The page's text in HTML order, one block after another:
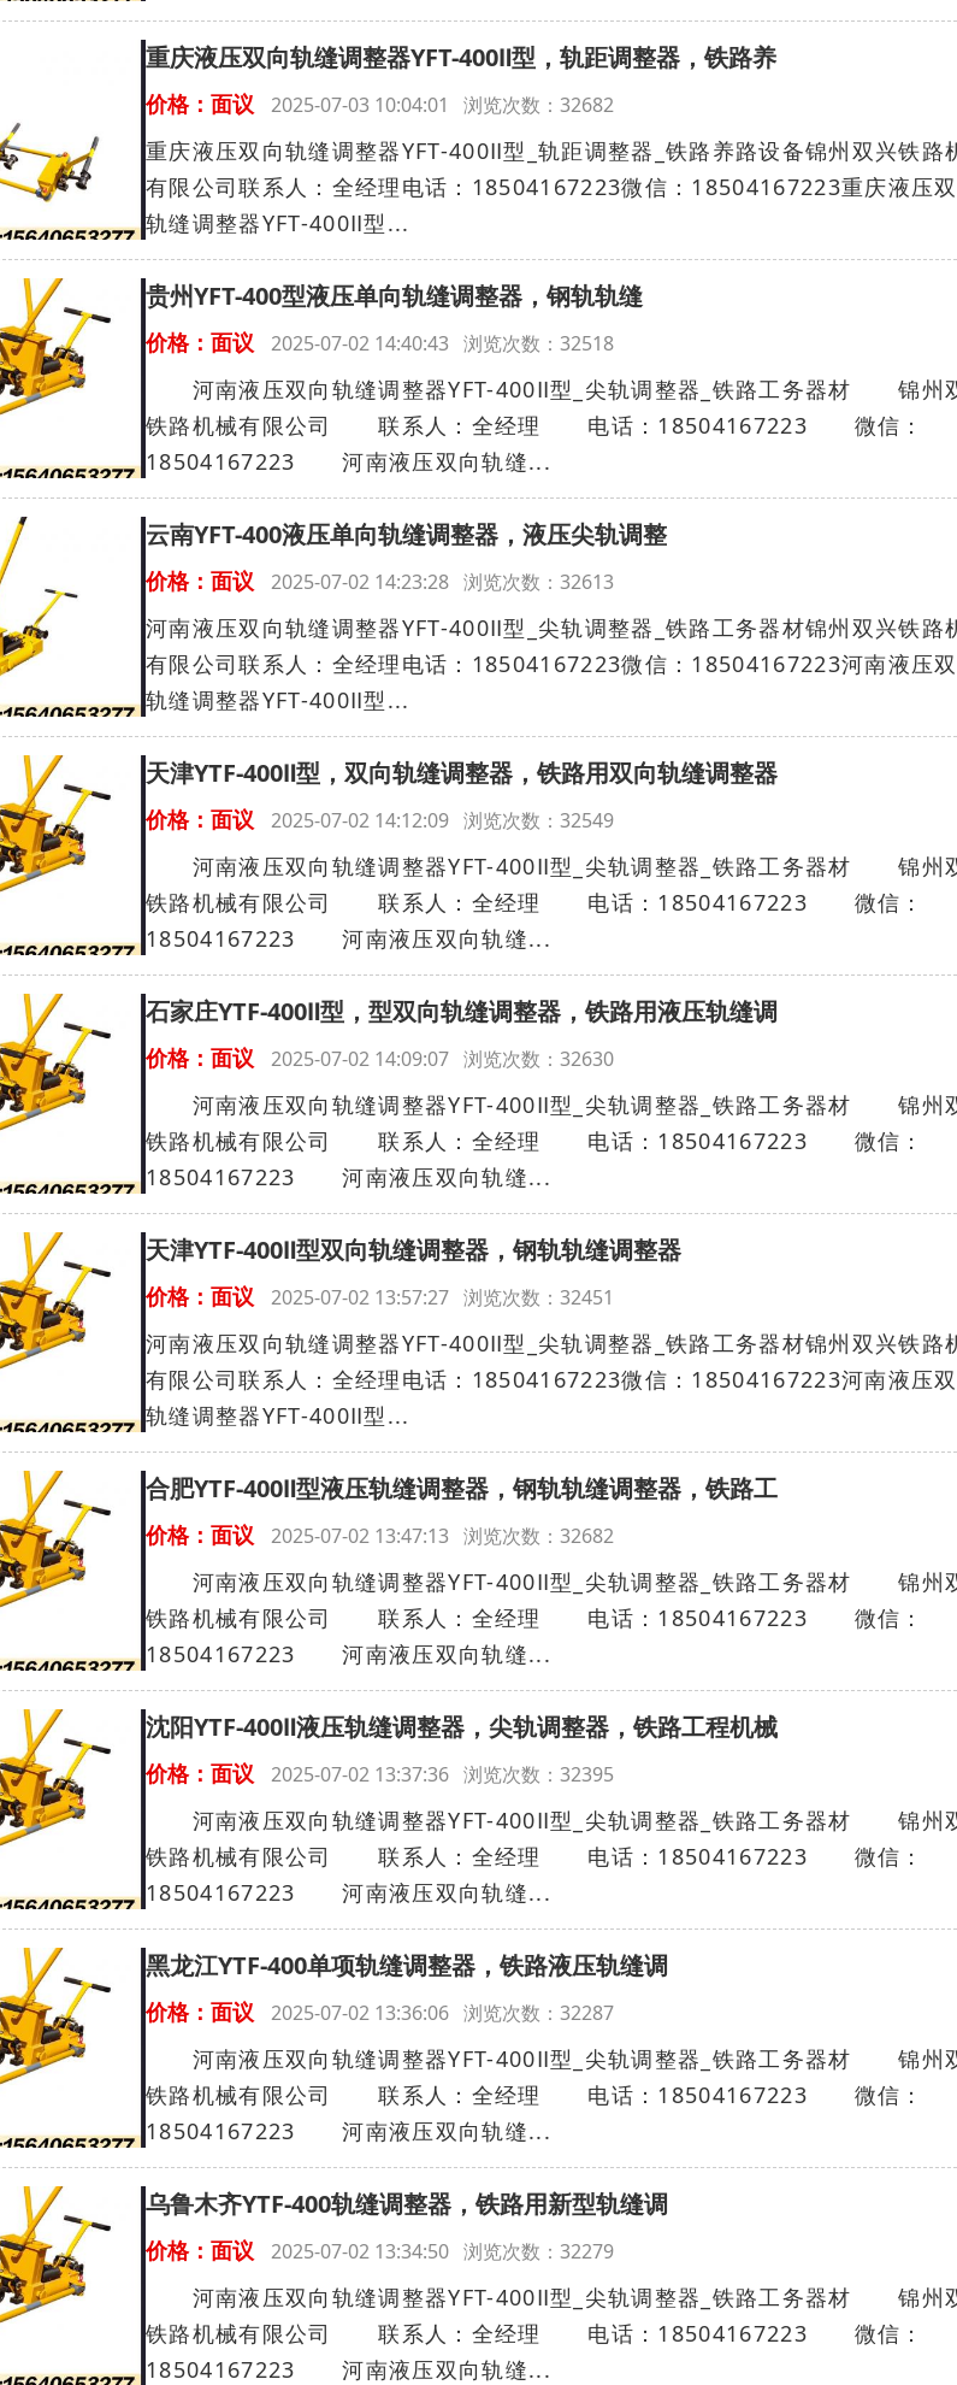
重庆液压双向轨缝调整器YFT-400Ⅱ型，轨距调整器，铁路养
价格：面议 2025-07-03 10:04:01 浏览次数：32682
重庆液压双向轨缝调整器YFT-400Ⅱ型_轨距调整器_铁路养路设备锦州双兴铁路
有限公司联系人：全经理电话：18504167223微信：18504167223重庆液压
轨缝调整器YFT-400Ⅱ型...
贵州YFT-400型液压单向轨缝调整器，钢轨轨缝
价格：面议 2025-07-02 14:40:43 浏览次数：32518
河南液压双向轨缝调整器YFT-400Ⅱ型_尖轨调整器_铁路工务器材 锦州
铁路机械有限公司 联系人：全经理 电话：18504167223 微信：
18504167223 河南液压双向轨缝...
云南YFT-400液压单向轨缝调整器，液压尖轨调整
价格：面议 2025-07-02 14:23:28 浏览次数：32613
河南液压双向轨缝调整器YFT-400Ⅱ型_尖轨调整器_铁路工务器材锦州双兴铁路
有限公司联系人：全经理电话：18504167223微信：18504167223河南液压
轨缝调整器YFT-400Ⅱ型...
天津YTF-400Ⅱ型，双向轨缝调整器，铁路用双向轨缝调整器
价格：面议 2025-07-02 14:12:09 浏览次数：32549
河南液压双向轨缝调整器YFT-400Ⅱ型_尖轨调整器_铁路工务器材 锦州
铁路机械有限公司 联系人：全经理 电话：18504167223 微信：
18504167223 河南液压双向轨缝...
石家庄YTF-400Ⅱ型，型双向轨缝调整器，铁路用液压轨缝调
价格：面议 2025-07-02 14:09:07 浏览次数：32630
河南液压双向轨缝调整器YFT-400Ⅱ型_尖轨调整器_铁路工务器材 锦州
铁路机械有限公司 联系人：全经理 电话：18504167223 微信：
18504167223 河南液压双向轨缝...
天津YTF-400Ⅱ型双向轨缝调整器，钢轨轨缝调整器
价格：面议 2025-07-02 13:57:27 浏览次数：32451
河南液压双向轨缝调整器YFT-400Ⅱ型_尖轨调整器_铁路工务器材锦州双兴铁路
有限公司联系人：全经理电话：18504167223微信：18504167223河南液压
轨缝调整器YFT-400Ⅱ型...
合肥YTF-400Ⅱ型液压轨缝调整器，钢轨轨缝调整器，铁路工
价格：面议 2025-07-02 13:47:13 浏览次数：32682
河南液压双向轨缝调整器YFT-400Ⅱ型_尖轨调整器_铁路工务器材 锦州
铁路机械有限公司 联系人：全经理 电话：18504167223 微信：
18504167223 河南液压双向轨缝...
沈阳YTF-400Ⅱ液压轨缝调整器，尖轨调整器，铁路工程机械
价格：面议 2025-07-02 13:37:36 浏览次数：32395
河南液压双向轨缝调整器YFT-400Ⅱ型_尖轨调整器_铁路工务器材 锦州
铁路机械有限公司 联系人：全经理 电话：18504167223 微信：
18504167223 河南液压双向轨缝...
黑龙江YTF-400单项轨缝调整器，铁路液压轨缝调
价格：面议 2025-07-02 13:36:06 浏览次数：32287
河南液压双向轨缝调整器YFT-400Ⅱ型_尖轨调整器_铁路工务器材 锦州
铁路机械有限公司 联系人：全经理 电话：18504167223 微信：
18504167223 河南液压双向轨缝...
乌鲁木齐YTF-400轨缝调整器，铁路用新型轨缝调
价格：面议 2025-07-02 13:34:50 浏览次数：32279
河南液压双向轨缝调整器YFT-400Ⅱ型_尖轨调整器_铁路工务器材 锦州
铁路机械有限公司 联系人：全经理 电话：18504167223 微信：
18504167223 河南液压双向轨缝...